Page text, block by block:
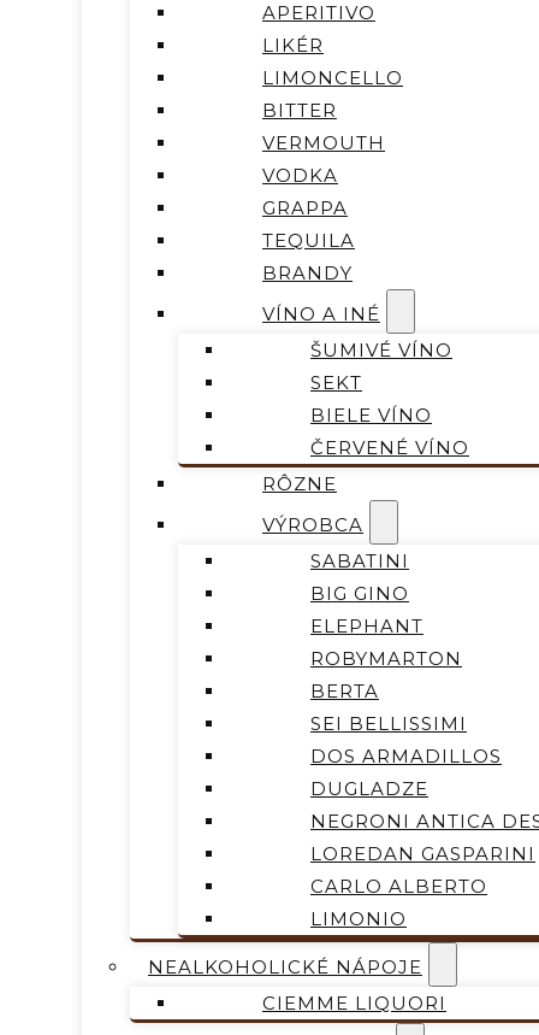
APERITIVO
LIKÉR
LIMONCELLO
BITTER
VERMOUTH
VODKA
GRAPPA
TEQUILA
BRANDY
VÍNO A INÉ
ŠUMIVÉ VÍNO
SEKT
BIELE VÍNO
ČERVENÉ VÍNO
RÔZNE
VÝROBCA
SABATINI
BIG GINO
ELEPHANT
ROBYMARTON
BERTA
SEI BELLISSIMI
DOS ARMADILLOS
DUGLADZE
NEGRONI ANTICA
LOREDAN GASPARINI
CARLO ALBERTO
LIMONIO
NEALKOHOLICKÉ NÁPOJE
CIEMME LIQUORI